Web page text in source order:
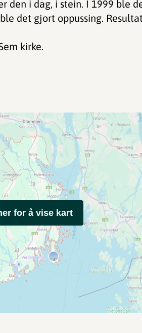
den i dag, i stein. I 1999 ble
det gjort oppussing.
kirke.
for å vise kart